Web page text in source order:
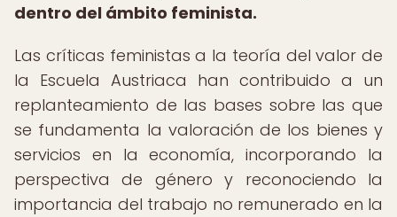
dentro del ámbito feminista.
Las críticas feministas a la teoría del valor de
la Escuela Austriaca han contribuido a un
replanteamiento de las bases sobre las que
se fundamenta la valoración de los bienes y
servicios en la economía, incorporando la
perspectiva de género y reconociendo la
importancia del trabajo no remunerado en la